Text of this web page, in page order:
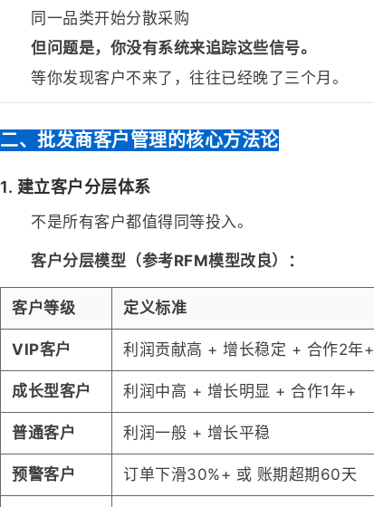
同一品类开始分散采购
但问题是，你没有系统来追踪这些信号。
等你发现客户不来了，往往已经晚了三个月。
二、批发商客户管理的核心方法论
1. 建立客户分层体系
不是所有客户都值得同等投入。
客户分层模型（参考RFM模型改良）：
客户等级 定义标准
VIP客户 利润贡献高 + 增长稳定 + 合作2年+
成长型客户 利润中高 + 增长明显 + 合作1年+
普通客户 利润一般 + 增长平稳
预警客户 订单下滑30%+ 或 账期超期60天